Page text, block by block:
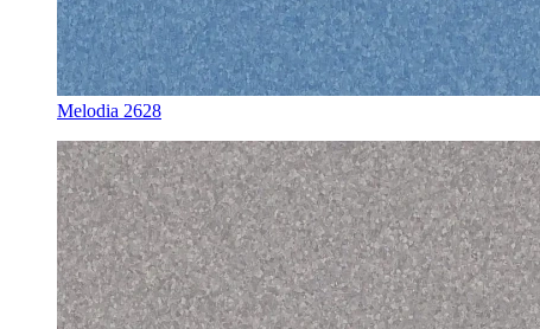
Melodia 2628